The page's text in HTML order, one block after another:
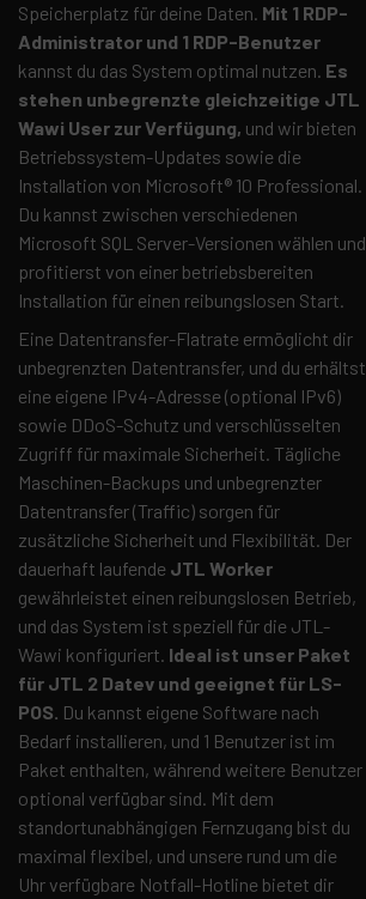
Speicherplatz für deine Daten. Mit 1 RDP-
Administrator und 1 RDP-Benutzer
kannst du das System optimal nutzen. Es
stehen unbegrenzte gleichzeitige JTL
Wawi User zur Verfügung, und wir bieten
Betriebssystem-Updates sowie die
Installation von Microsoft® 10 Professional.
Du kannst zwischen verschiedenen
Microsoft SQL Server-Versionen wählen und
profitierst von einer betriebsbereiten
Installation für einen reibungslosen Start.
Eine Datentransfer-Flatrate ermöglicht dir
unbegrenzten Datentransfer, und du erhältst
eine eigene IPv4-Adresse (optional IPv6)
sowie DDoS-Schutz und verschlüsselten
Zugriff für maximale Sicherheit. Tägliche
Maschinen-Backups und unbegrenzter
Datentransfer (Traffic) sorgen für
zusätzliche Sicherheit und Flexibilität. Der
dauerhaft laufende JTL Worker
gewährleistet einen reibungslosen Betrieb,
und das System ist speziell für die JTL-
Wawi konfiguriert. Ideal ist unser Paket
für JTL 2 Datev und geeignet für LS-
POS. Du kannst eigene Software nach
Bedarf installieren, und 1 Benutzer ist im
Paket enthalten, während weitere Benutzer
optional verfügbar sind. Mit dem
standortunabhängigen Fernzugang bist du
maximal flexibel, und unsere rund um die
Uhr verfügbare Notfall-Hotline bietet dir